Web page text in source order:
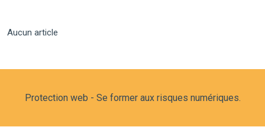
Aucun article
Protection web - Se former aux risques numériques.